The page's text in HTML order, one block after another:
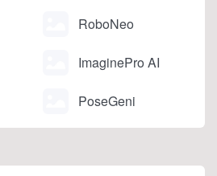
RoboNeo
ImaginePro AI
PoseGeni